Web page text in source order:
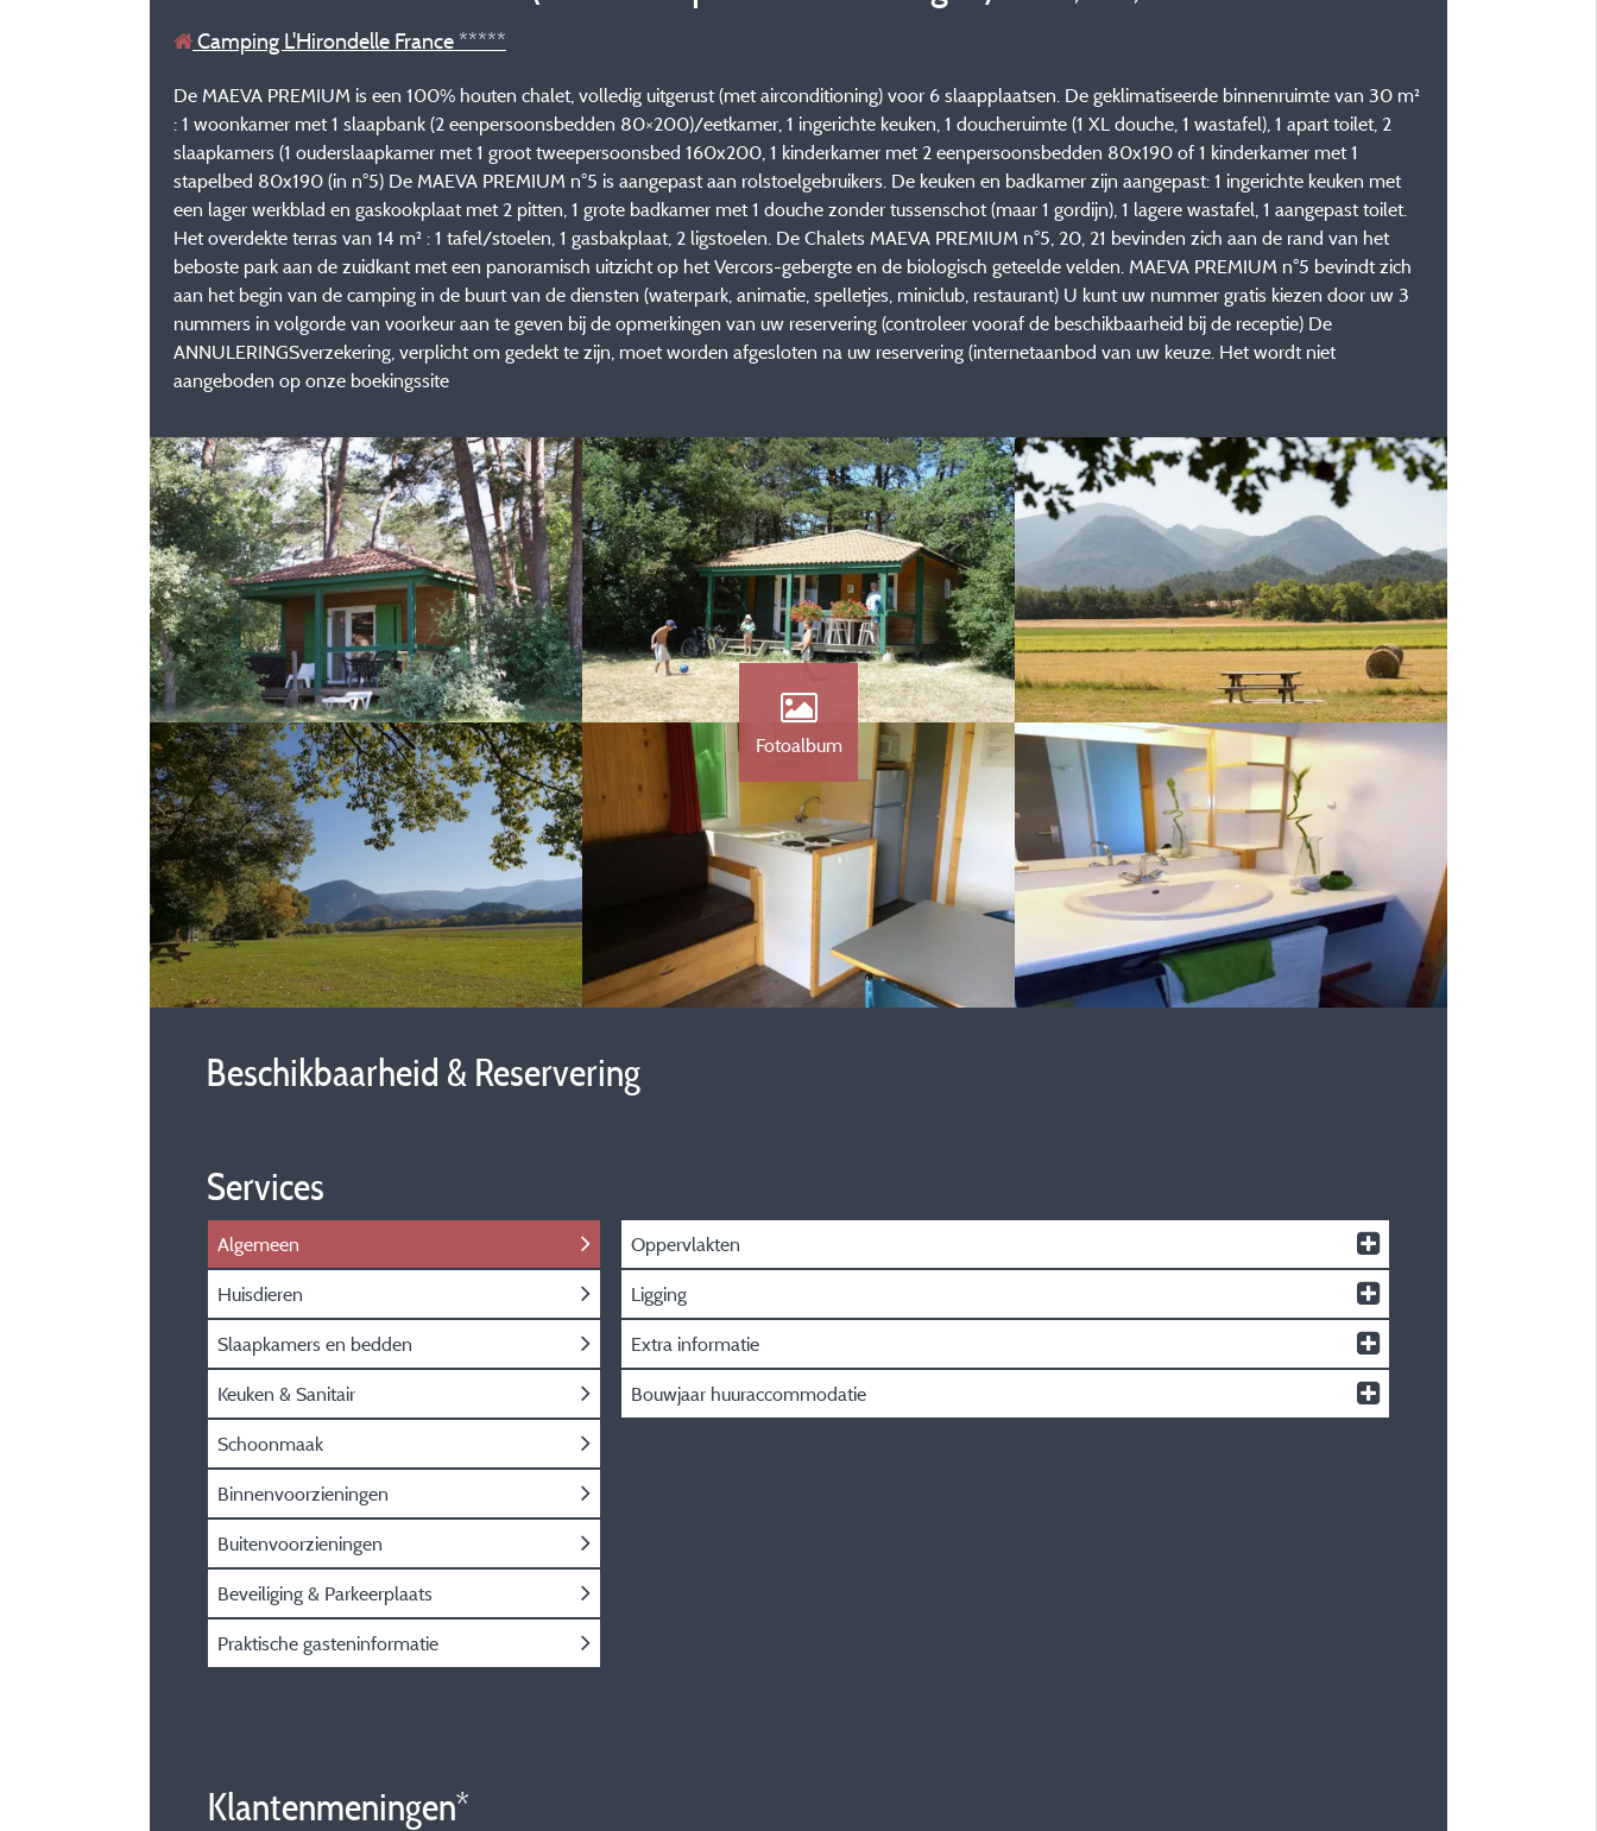
Camping L'Hirondelle France *****
De MAEVA PREMIUM is een 100% houten chalet, volledig uitgerust (met airconditioning) voor 6 slaapplaatsen. De geklimatiseerde binnenruimte van 30 m²
: 1 woonkamer met 1 slaapbank (2 eenpersoonsbedden 80×200)/eetkamer, 1 ingerichte keuken, 1 doucheruimte (1 XL douche, 1 wastafel), 1 apart toilet, 2
slaapkamers (1 ouderslaapkamer met 1 groot tweepersoonsbed 160x200, 1 kinderkamer met 2 eenpersoonsbedden 80x190 of 1 kinderkamer met 1
stapelbed 80x190 (in n°5) De MAEVA PREMIUM n°5 is aangepast aan rolstoelgebruikers. De keuken en badkamer zijn aangepast: 1 ingerichte keuken met
een lager werkblad en gaskookplaat met 2 pitten, 1 grote badkamer met 1 douche zonder tussenschot (maar 1 gordijn), 1 lagere wastafel, 1 aangepast toilet.
Het overdekte terras van 14 m² : 1 tafel/stoelen, 1 gasbakplaat, 2 ligstoelen. De Chalets MAEVA PREMIUM n°5, 20, 21 bevinden zich aan de rand van het
beboste park aan de zuidkant met een panoramisch uitzicht op het Vercors-gebergte en de biologisch geteelde velden. MAEVA PREMIUM n°5 bevindt zich
aan het begin van de camping in de buurt van de diensten (waterpark, animatie, spelletjes, miniclub, restaurant) U kunt uw nummer gratis kiezen door uw 3
nummers in volgorde van voorkeur aan te geven bij de opmerkingen van uw reservering (controleer vooraf de beschikbaarheid bij de receptie) De
ANNULERINGSverzekering, verplicht om gedekt te zijn, moet worden afgesloten na uw reservering (internetaanbod van uw keuze. Het wordt niet
aangeboden op onze boekingssite
Fotoalbum
Beschikbaarheid & Reservering
Services
Algemeen
Huisdieren
Slaapkamers en bedden
Keuken & Sanitair
Schoonmaak
Binnenvoorzieningen
Buitenvoorzieningen
Beveiliging & Parkeerplaats
Praktische gasteninformatie
Oppervlakten
Ligging
Extra informatie
Bouwjaar huuraccommodatie
Klantenmeningen*